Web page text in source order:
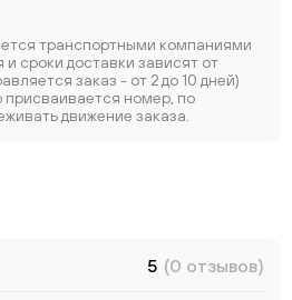
транспортными компаниями
и сроки доставки зависят от
заказ - от 2 до 10 дней)
номер, по
движение заказа.
5 (0 отзывов)